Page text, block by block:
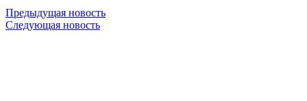
Предыдущая новость
Следующая новость